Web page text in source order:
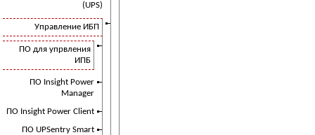
(UPS)
Управление ИБП
ПО для упрвления
ИПБ
ПО Insight Power
Manager
ПО Insight Power Client
ПО UPSentry Smart